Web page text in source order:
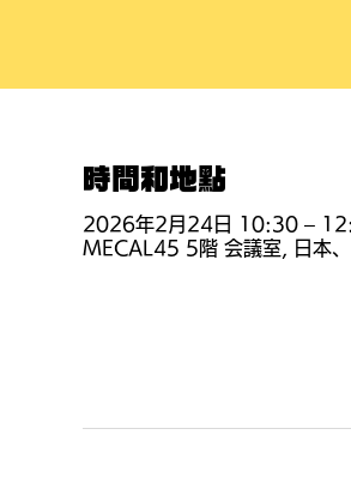
時間和地點
2026年2月24日 10:30 –
MECAL45 5階 会議室, 日本